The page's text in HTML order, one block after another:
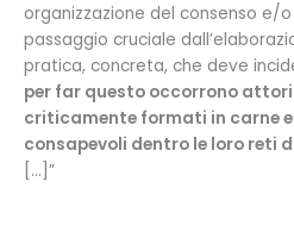
organizzazione del consenso e/
passaggio cruciale
pratica, concreta, che deve
per far questo occorrono
criticamente formati in carne
consapevoli dentro le loro reti
[…]”